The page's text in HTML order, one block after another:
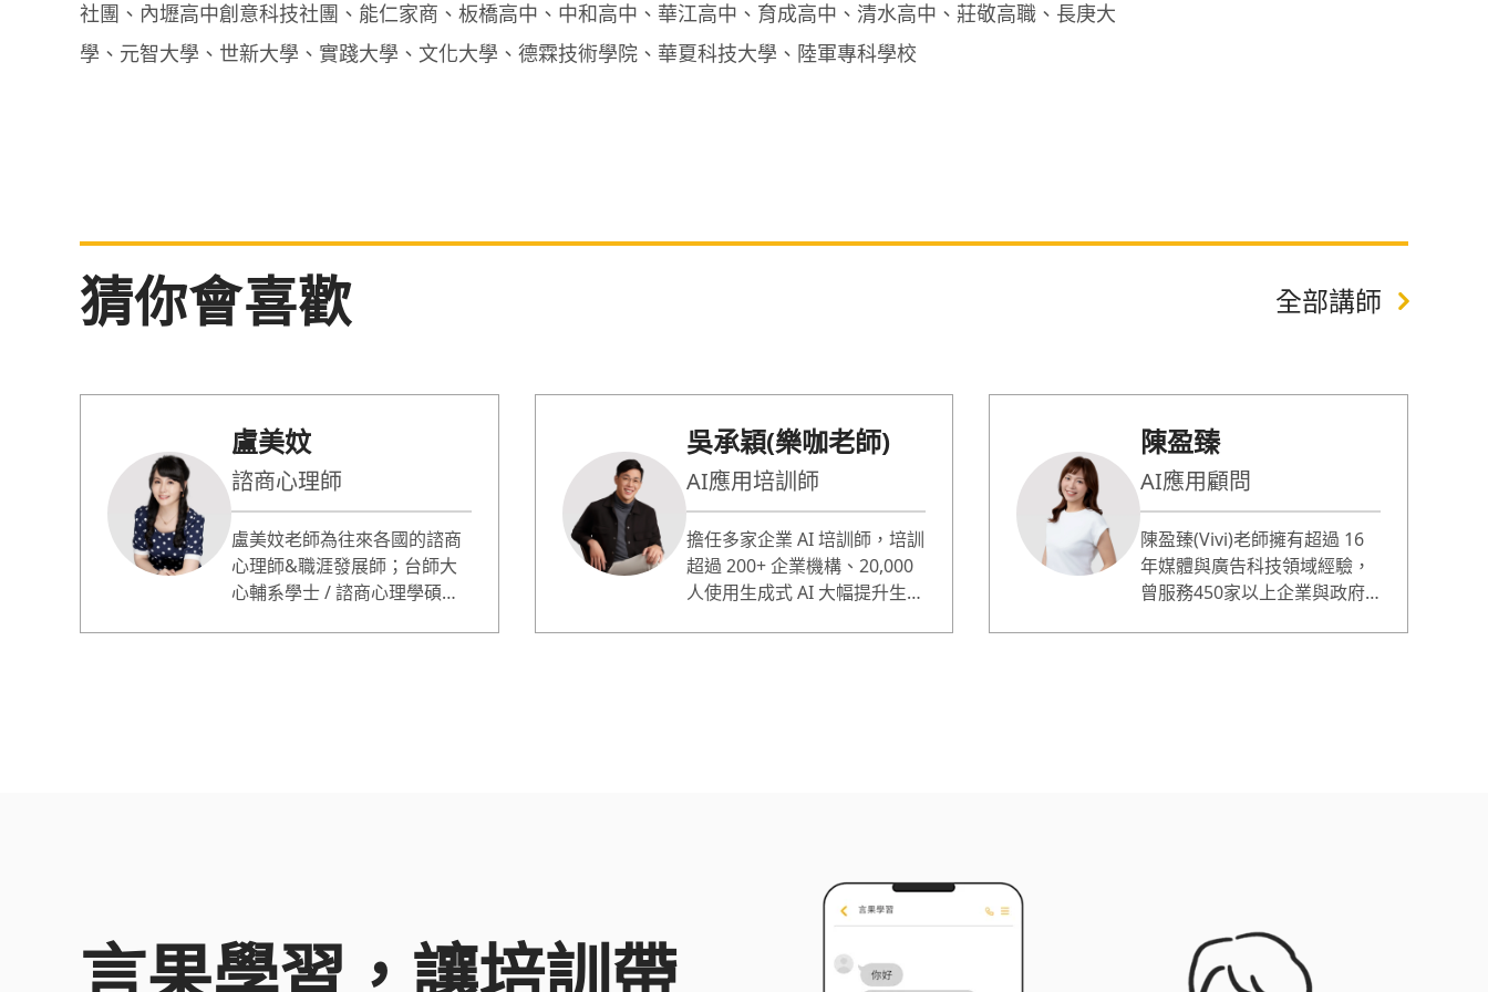
社團、內壢高中創意科技社團、能仁家商、板橋高中、中和高中、華江高中、育成高中、清水高中、莊敬高職、長庚大
學、元智大學、世新大學、實踐大學、文化大學、德霖技術學院、華夏科技大學、陸軍專科學校
猜你會喜歡 全部講師
盧美妏
諮商心理師
盧美妏老師為往來各國的諮商
心理師&職涯發展師；台師大
心輔系學士 / 諮商心理學碩士 /
吳承穎(樂咖老師)
AI應用培訓師
擔任多家企業 AI 培訓師，培訓
超過 200+ 企業機構、20,000
人使用生成式 AI 大幅提升生產
陳盈臻
AI應用顧問
陳盈臻(Vivi)老師擁有超過 16
年媒體與廣告科技領域經驗，
曾服務450家以上企業與政府
出真正能解決問題的東西，以
實作中學習面對快速變化的AI